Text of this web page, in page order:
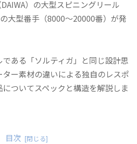
）の大型スピニングリール
大型番手（8000〜20000番）が発
ある「ソルティガ」と同じ設計思
ー素材の違いによる独自のレスポ
ついてスペックと構造を解説しま
目次